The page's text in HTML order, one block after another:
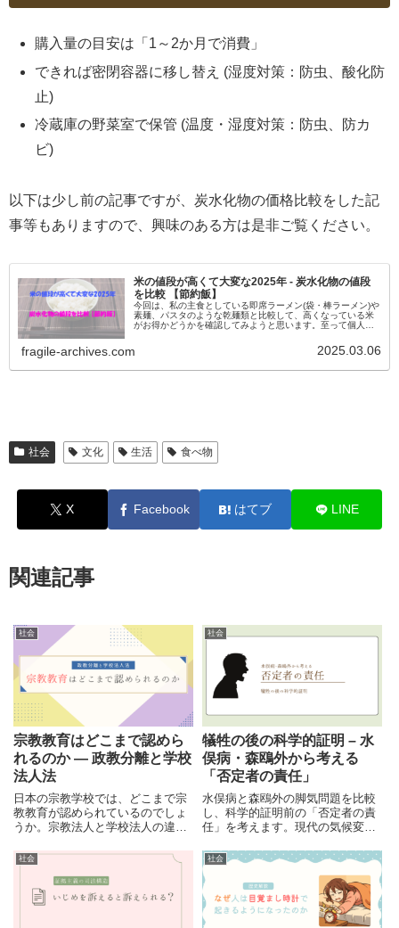
購入量の目安は「1～2か月で消費」
できれば密閉容器に移し替え (湿度対策：防虫、酸化防
止)
冷蔵庫の野菜室で保管 (温度・湿度対策：防虫、防カ
ビ)
以下は少し前の記事ですが、炭水化物の価格比較をした記
事等もありますので、興味のある方は是非ご覧ください。
米の値段が高くて大変な2025年 - 炭水化物の値段
を比較 【節約飯】
今回は、私の主食としている即席ラーメン(袋・棒ラーメン)や
素麺、パスタのような乾麺類と比較して、高くなっている米
がお得かどうかを確認してみようと思います。至って個人的
fragile-archives.com 2025.03.06
社会 文化 生活 食べ物
X Facebook はてブ LINE
関連記事
社会
宗教教育はどこまで認めら
れるのか ― 政教分離と学校
法人法
日本の宗教学校では、どこまで宗
教教育が認められているのでしょ
うか。宗教法人と学校法人の違
限、政教分離との関係など、宗教
系学校を巡る法制度を分かりやす
く整理します。
社会
犠牲の後の科学的証明 – 水
俣病・森鴎外から考える
「否定者の責任」
水俣病と森鴎外の脚気問題を比較
し、科学的証明前の「否定者の責
任」を考えます。現代の気候変動
社会 社会